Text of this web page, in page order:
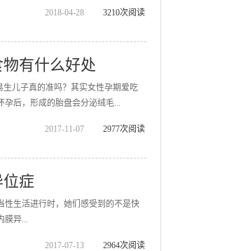
2018-04-28 3210次阅读
有什么好处
儿子真的准吗？其实女性孕期爱吃
后，形成的胎盘会分泌绒毛...
2017-11-07 2977次阅读
症
性生活进行时，她们感受到的不是快
膜异...
2017-07-13 2964次阅读